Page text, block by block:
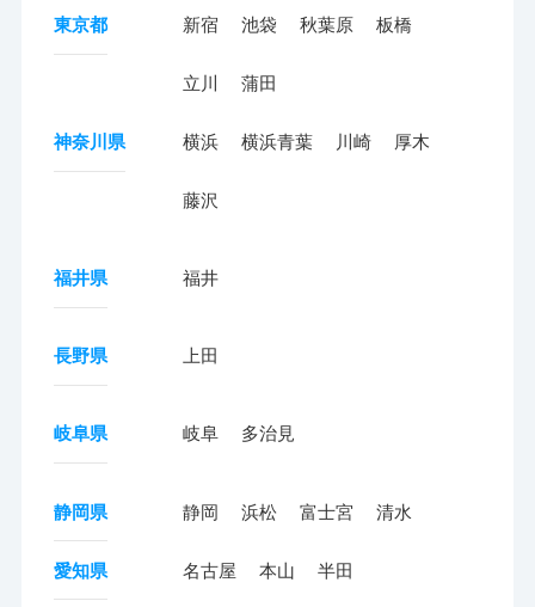
東京都 新宿 池袋 秋葉原 板橋
立川 蒲田
神奈川県 横浜 横浜青葉 川崎 厚木
藤沢
福井県 福井
長野県 上田
岐阜県 岐阜 多治見
静岡県 静岡 浜松 富士宮 清水
愛知県 名古屋 本山 半田